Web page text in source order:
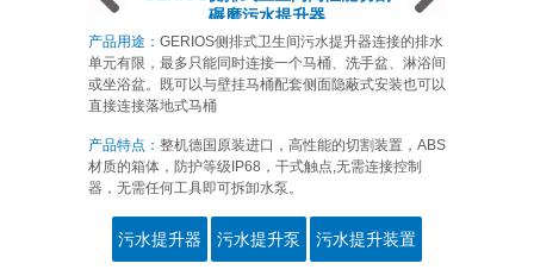
碾磨污水提升器
产品用途： GERIOS侧排式卫生间污水提升器连接的排水
单元有限，最多只能同时连接一个马桶、洗手盆、淋浴间
或坐浴盆。既可以与壁挂马桶配套侧面隐蔽式安装也可以
直接连接落地式马桶
产品特点： 整机德国原装进口，高性能的切割装置，ABS
材质的箱体，防护等级IP68，干式触点,无需连接控制
器，无需任何工具即可拆卸水泵。
污水提升器 污水提升泵 污水提升装置